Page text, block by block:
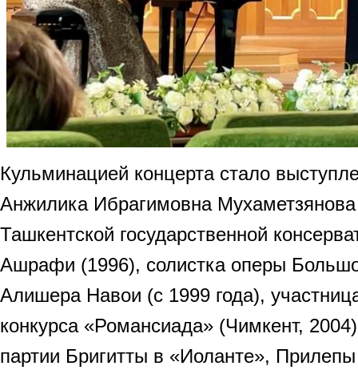
Кульминацией концерта стало
Анжилика Ибрагимовна
Ташкентской государственной
Ашрафи (1996), солистка оперы
Алишера Навои (с 1999 года),
конкурса «Романсиада» (Чимкент,
партии Бригитты в «Иоланте»,